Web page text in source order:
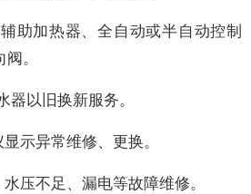
助加热器、全自动或半自动控制
。
以旧换新服务。
示异常维修、更换。
压不足、漏电等故障维修。